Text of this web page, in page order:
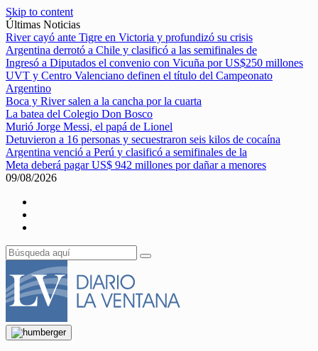
Skip to content
Últimas Noticias
River cayó ante Tigre en Victoria y profundizó su crisis
Argentina derrotó a Chile y clasificó a las semifinales de
Ingresó a Diputados el convenio con Vicuña por US$250 millones
UVT y Centro Valenciano definen el título del Campeonato
Argentino
Boca y River salen a la cancha por la cuarta
La batea del Colegio Don Bosco
Murió Jorge Messi, el papá de Lionel
Detuvieron a 16 personas y secuestraron seis kilos de cocaína
Argentina venció a Perú y clasificó a semifinales de la
Meta deberá pagar US$ 942 millones por dañar a menores
09/08/2026